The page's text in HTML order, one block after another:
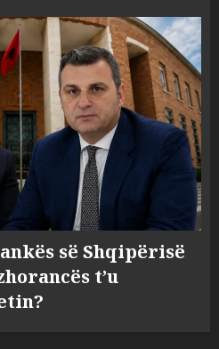
së Shqipërisë
t’u